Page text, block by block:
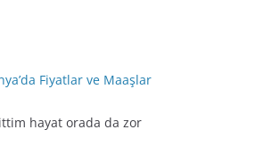
Fiyatlar ve Maaşlar
hayat orada da zor